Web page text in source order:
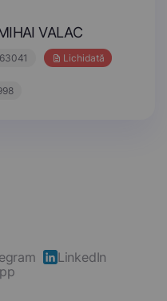
VALAC
Lichidată
LinkedIn